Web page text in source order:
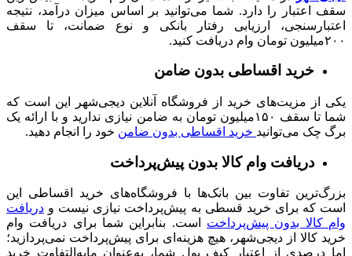
سقف اعتبار را دارد. شما می‌توانید بر اساس میزان درآمد، نتیجه
اعتبارسنجی، ارزیابی رفتار بانکی و نوع ضمانت، تا سقف
۲۰۰میلیون تومان وام دریافت کنید.
خرید اقساطی بدون ضامن
یکی از مزیت‌های خرید از فروشگاه آنلاین دیجی‌شهر این است که
شما تا سقف ۱۵۰میلیون تومان به ضامن نیازی ندارید و با ارائه یک
برگ چک می‌توانید خرید اقساطی بدون ضامن خود را انجام دهید.
دریافت وام کالا بدون پیش‌پرداخت
بزرگ‌ترین تفاوت بین بانک‌ها با فروشگاه‌های خرید اقساطی این
است که برای خرید قسطی به پیش‌پرداخت نیازی نیست و دریافت
وام کالا بدون پیش‌پرداخت
است. بنابراین شما برای دریافت وام
خرید کالا از دیجی‌شهر، هیچ هزینه‌ای برای پیش‌پرداخت نمی‌پردازید؛
اما درصدی از اعتبار کیف پول شما، به‌عنوان مابه‌التفاوت خرید